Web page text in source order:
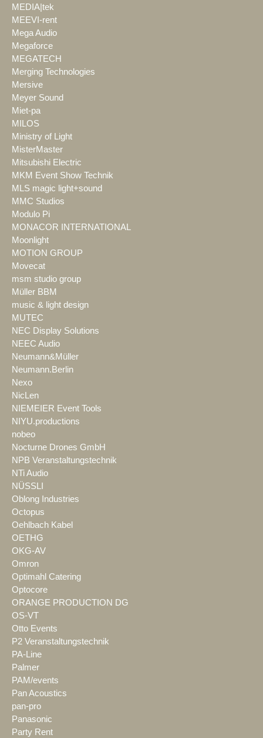
MEDIA|tek
MEEVI-rent
Mega Audio
Megaforce
MEGATECH
Merging Technologies
Mersive
Meyer Sound
Miet-pa
MILOS
Ministry of Light
MisterMaster
Mitsubishi Electric
MKM Event Show Technik
MLS magic light+sound
MMC Studios
Modulo Pi
MONACOR INTERNATIONAL
Moonlight
MOTION GROUP
Movecat
msm studio group
Müller BBM
music & light design
MUTEC
NEC Display Solutions
NEEC Audio
Neumann&Müller
Neumann.Berlin
Nexo
NicLen
NIEMEIER Event Tools
NIYU.productions
nobeo
Nocturne Drones GmbH
NPB Veranstaltungstechnik
NTi Audio
NÜSSLI
Oblong Industries
Octopus
Oehlbach Kabel
OETHG
OKG-AV
Omron
Optimahl Catering
Optocore
ORANGE PRODUCTION DG
OS-VT
Otto Events
P2 Veranstaltungstechnik
PA-Line
Palmer
PAM/events
Pan Acoustics
pan-pro
Panasonic
Party Rent